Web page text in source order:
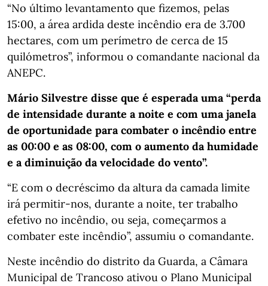
“No último levantamento que fizemos, pelas
15:00, a área ardida deste incêndio era de 3.700
hectares, com um perímetro de cerca de 15
quilómetros”, informou o comandante nacional da
ANEPC.
Mário Silvestre disse que é esperada uma “perda
de intensidade durante a noite e com uma janela
de oportunidade para combater o incêndio entre
as 00:00 e as 08:00, com o aumento da humidade
e a diminuição da velocidade do vento”.
“E com o decréscimo da altura da camada limite
irá permitir-nos, durante a noite, ter trabalho
efetivo no incêndio, ou seja, começarmos a
combater este incêndio”, assumiu o comandante.
Neste incêndio do distrito da Guarda, a Câmara
Municipal de Trancoso ativou o Plano Municipal